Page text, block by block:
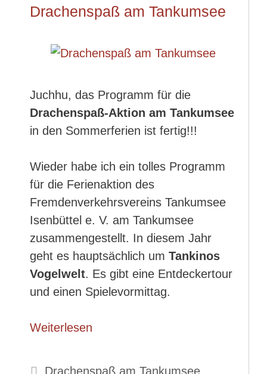
Drachenspaß am Tankumsee
Juchhu, das Programm für die
Drachenspaß-Aktion am Tankumsee
in den Sommerferien ist fertig!!!
Wieder habe ich ein tolles Programm
für die Ferienaktion des
Fremdenverkehrsvereins Tankumsee
Isenbüttel e. V. am Tankumsee
zusammengestellt. In diesem Jahr
geht es hauptsächlich um Tankinos
Vogelwelt. Es gibt eine Entdeckertour
und einen Spielevormittag.
Weiterlesen
Kategorien
Drachenspaß am Tankumsee